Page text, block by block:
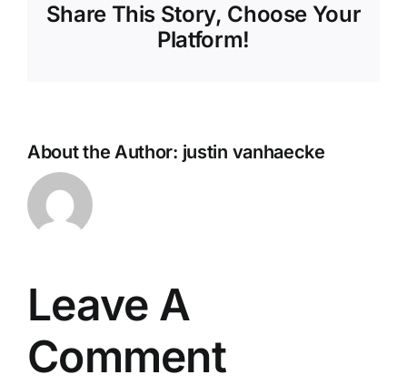
Share This Story, Choose Your
Platform!
About the Author: justin vanhaecke
Leave A
Comment